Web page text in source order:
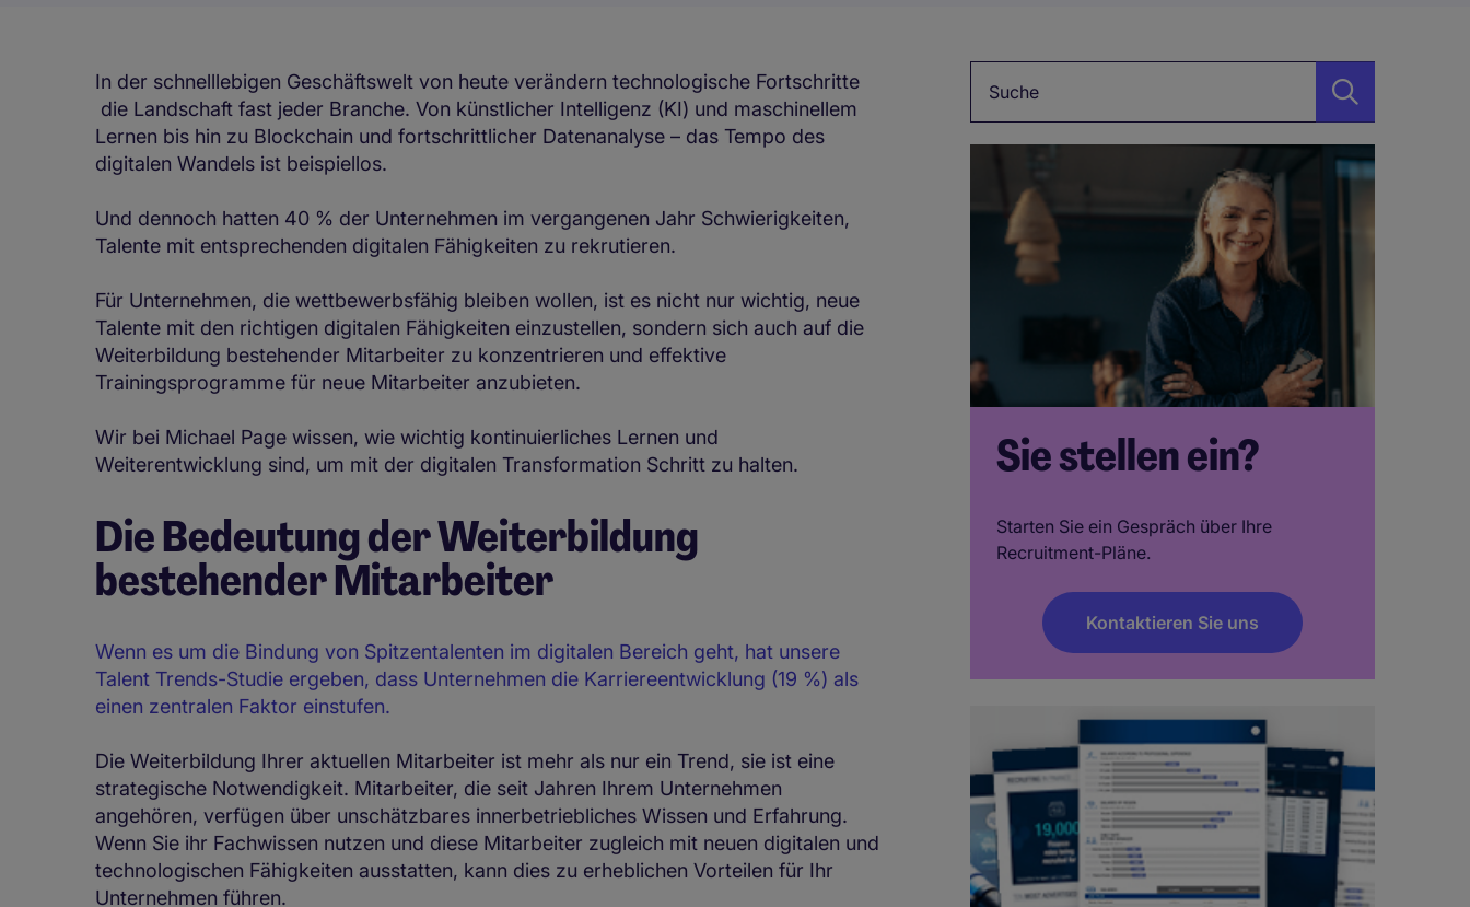
In der schnelllebigen Geschäftswelt von heute verändern technologische Fortschritte
die Landschaft fast jeder Branche. Von künstlicher Intelligenz (KI) und maschinellem
Lernen bis hin zu Blockchain und fortschrittlicher Datenanalyse – das Tempo des
digitalen Wandels ist beispiellos.
Und dennoch hatten 40 % der Unternehmen im vergangenen Jahr Schwierigkeiten,
Talente mit entsprechenden digitalen Fähigkeiten zu rekrutieren.
Für Unternehmen, die wettbewerbsfähig bleiben wollen, ist es nicht nur wichtig, neue
Talente mit den richtigen digitalen Fähigkeiten einzustellen, sondern sich auch auf die
Weiterbildung bestehender Mitarbeiter zu konzentrieren und effektive
Trainingsprogramme für neue Mitarbeiter anzubieten.
Wir bei Michael Page wissen, wie wichtig kontinuierliches Lernen und
Weiterentwicklung sind, um mit der digitalen Transformation Schritt zu halten.
Die Bedeutung der Weiterbildung
bestehender Mitarbeiter
Wenn es um die Bindung von Spitzentalenten im digitalen Bereich geht, hat unsere
Talent Trends-Studie ergeben, dass Unternehmen die Karriereentwicklung (19 %) als
einen zentralen Faktor einstufen.
Die Weiterbildung Ihrer aktuellen Mitarbeiter ist mehr als nur ein Trend, sie ist eine
strategische Notwendigkeit. Mitarbeiter, die seit Jahren Ihrem Unternehmen
angehören, verfügen über unschätzbares innerbetriebliches Wissen und Erfahrung.
Wenn Sie ihr Fachwissen nutzen und diese Mitarbeiter zugleich mit neuen digitalen und
technologischen Fähigkeiten ausstatten, kann dies zu erheblichen Vorteilen für Ihr
Unternehmen führen.
Sie stellen ein?
Starten Sie ein Gespräch über Ihre
Recruitment-Pläne.
Kontaktieren Sie uns